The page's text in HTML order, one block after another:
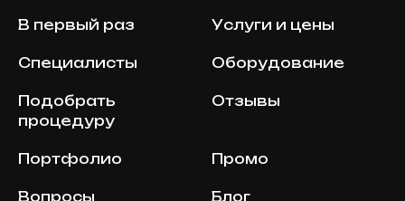
В первый раз Услуги и цены
Специалисты Оборудование
Подобрать
процедуру
Отзывы
Портфолио Промо
Вопросы Блог